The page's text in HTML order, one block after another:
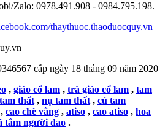
Zalo: 0978.491.908 - 0984.795.198.
thaythuoc.thaoduocquy.vn
cấp ngày 18 tháng 09 năm 2020
, giảo cổ lam , trà giảo cổ lam , tam
thất , nụ tam thất , củ tam
, cao chè vằng , atiso , cao atiso , hoa
tắm người dao .